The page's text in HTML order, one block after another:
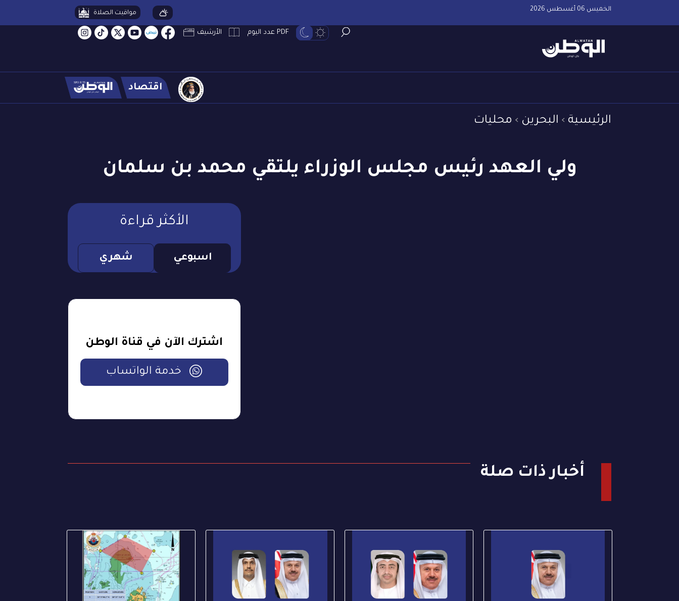
الخميس 06 أغسطس 2026 مواقيت الصلاة
PDF عدد اليوم الأرشيف
اقتصاد
الرئيسية البحرين محليات
ولي العهد رئيس مجلس الوزراء يلتقي محمد بن سلمان
الأكثر قراءة
اسبوعي شهري
اشترك الآن في قناة الوطن
خدمة الواتساب
أخبار ذات صلة